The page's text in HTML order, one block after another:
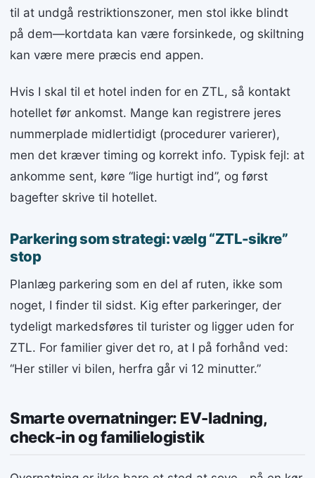
til at undgå restriktionszoner, men stol ikke blindt
på dem—kortdata kan være forsinkede, og skiltning
kan være mere præcis end appen.
Hvis I skal til et hotel inden for en ZTL, så kontakt
hotellet før ankomst. Mange kan registrere jeres
nummerplade midlertidigt (procedurer varierer),
men det kræver timing og korrekt info. Typisk fejl: at
ankomme sent, køre “lige hurtigt ind”, og først
bagefter skrive til hotellet.
Parkering som strategi: vælg “ZTL-sikre”
stop
Planlæg parkering som en del af ruten, ikke som
noget, I finder til sidst. Kig efter parkeringer, der
tydeligt markedsføres til turister og ligger uden for
ZTL. For familier giver det ro, at I på forhånd ved:
“Her stiller vi bilen, herfra går vi 12 minutter.”
Smarte overnatninger: EV-ladning,
check-in og familielogistik